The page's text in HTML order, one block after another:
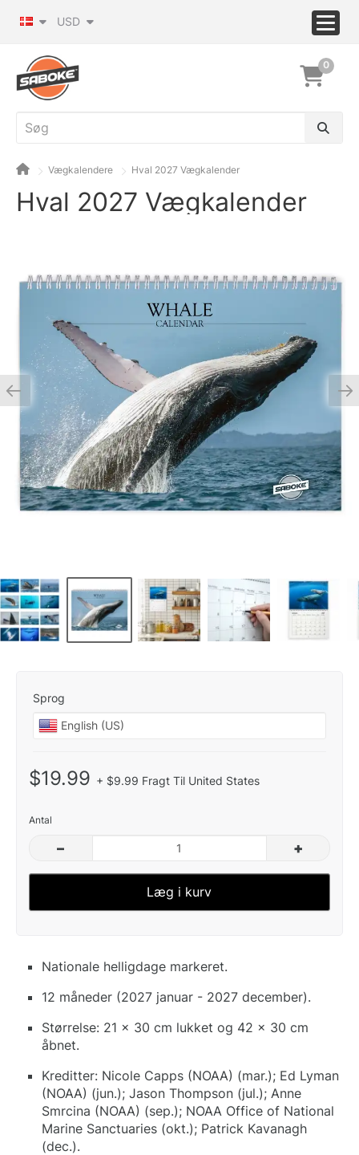
USD
0
Vægkalendere Hval 2027 Vægkalender
Hval 2027 Vægkalender
Sprog
$19.99 + $9.99 Fragt Til United States
Antal
– +
Læg i kurv
Nationale helligdage markeret.
12 måneder (2027 januar - 2027 december).
Størrelse: 21 x 30 cm lukket og 42 x 30 cm
åbnet.
Kreditter: Nicole Capps (NOAA) (mar.); Ed Lyman
(NOAA) (jun.); Jason Thompson (jul.); Anne
Smrcina (NOAA) (sep.); NOAA Office of National
Marine Sanctuaries (okt.); Patrick Kavanagh
(dec.).